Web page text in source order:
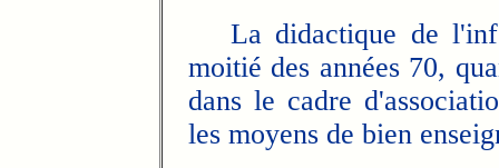
La didactique de
moitié des années 70,
dans le cadre
les moyens de bien